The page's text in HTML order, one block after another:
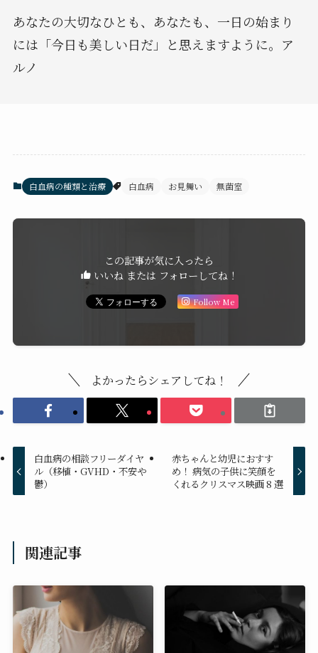
ルノ
白血病の種類と治療 白血病 お見舞い 無菌室
この記事が気に入ったら
Follow Me
よかったらシェアしてね！
白血病の相談フリーダイヤ
ル（移植・GVHD・不安や
関連記事